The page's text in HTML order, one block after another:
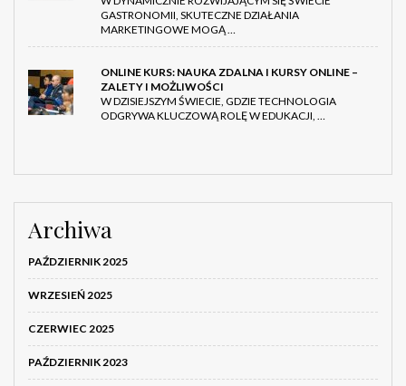
GASTRONOMII, SKUTECZNE DZIAŁANIA
MARKETINGOWE MOGĄ …
ONLINE KURS: NAUKA ZDALNA I KURSY ONLINE –
ZALETY I MOŻLIWOŚCI
W DZISIEJSZYM ŚWIECIE, GDZIE TECHNOLOGIA
ODGRYWA KLUCZOWĄ ROLĘ W EDUKACJI, …
Archiwa
PAŹDZIERNIK 2025
WRZESIEŃ 2025
CZERWIEC 2025
PAŹDZIERNIK 2023